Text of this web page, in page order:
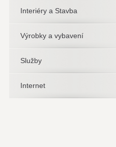
Interiéry a Stavba
Výrobky a vybavení
Služby
Internet